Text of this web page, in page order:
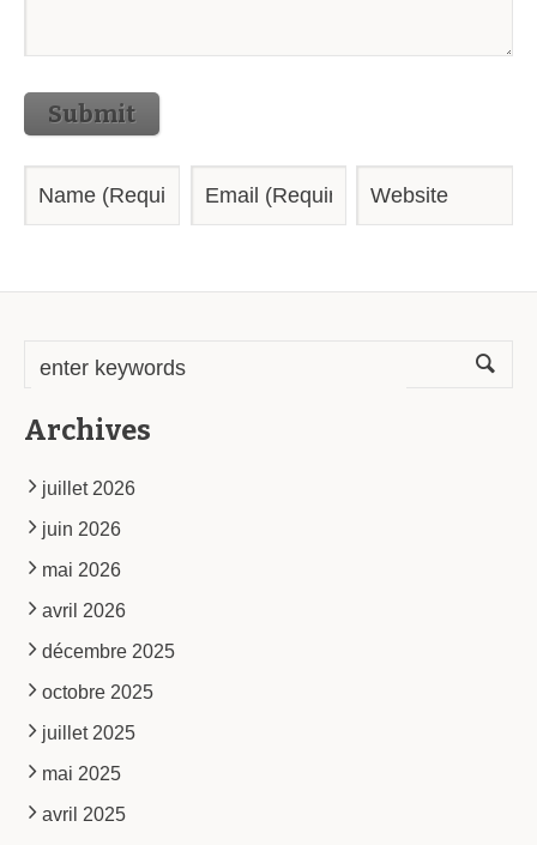
Submit
Archives
juillet 2026
juin 2026
mai 2026
avril 2026
décembre 2025
octobre 2025
juillet 2025
mai 2025
avril 2025